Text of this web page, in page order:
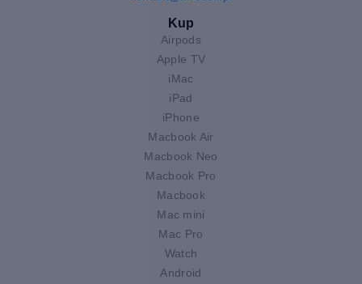
Kup
Airpods
Apple TV
iMac
iPad
iPhone
Macbook Air
Macbook Neo
Macbook Pro
Macbook
Mac mini
Mac Pro
Watch
Android